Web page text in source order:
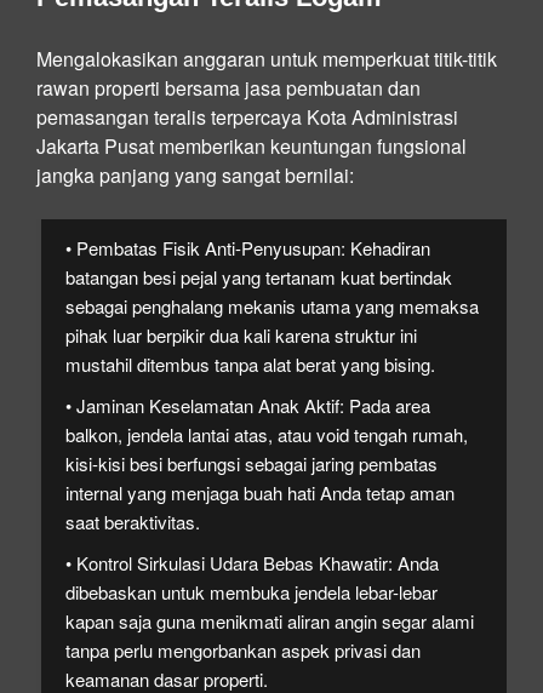
Mengalokasikan anggaran untuk memperkuat titik-titik
rawan properti bersama jasa pembuatan dan
pemasangan teralis terpercaya Kota Administrasi
Jakarta Pusat memberikan keuntungan fungsional
jangka panjang yang sangat bernilai:
• Pembatas Fisik Anti-Penyusupan: Kehadiran
batangan besi pejal yang tertanam kuat bertindak
sebagai penghalang mekanis utama yang memaksa
pihak luar berpikir dua kali karena struktur ini
mustahil ditembus tanpa alat berat yang bising.
• Jaminan Keselamatan Anak Aktif: Pada area
balkon, jendela lantai atas, atau void tengah rumah,
kisi-kisi besi berfungsi sebagai jaring pembatas
internal yang menjaga buah hati Anda tetap aman
saat beraktivitas.
• Kontrol Sirkulasi Udara Bebas Khawatir: Anda
dibebaskan untuk membuka jendela lebar-lebar
kapan saja guna menikmati aliran angin segar alami
tanpa perlu mengorbankan aspek privasi dan
keamanan dasar properti.